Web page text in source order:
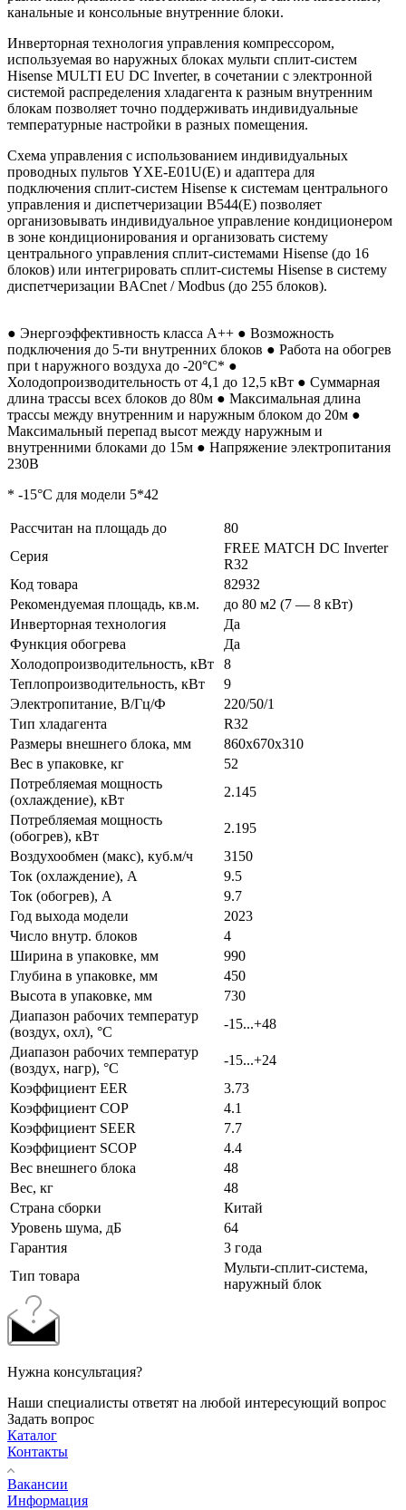
канальные и консольные внутренние блоки.
Инверторная технология управления компрессором,
используемая во наружных блоках мульти сплит-систем
Hisense MULTI EU DC Inverter, в сочетании с электронной
системой распределения хладагента к разным внутренним
блокам позволяет точно поддерживать индивидуальные
температурные настройки в разных помещения.
Схема управления с использованием индивидуальных
проводных пультов YXE-E01U(E) и адаптера для
подключения сплит-систем Hisense к системам центрального
управления и диспетчеризации B544(E) позволяет
организовывать индивидуальное управление кондиционером
в зоне кондиционирования и организовать систему
центрального управления сплит-системами Hisense (до 16
блоков) или интегрировать сплит-системы Hisense в систему
диспетчеризации BACnet / Modbus (до 255 блоков).
● Энергоэффективность класса А++ ● Возможность
подключения до 5-ти внутренних блоков ● Работа на обогрев
при t наружного воздуха до -20°C* ●
Холодопроизводительность от 4,1 до 12,5 кВт ● Суммарная
длина трассы всех блоков до 80м ● Максимальная длина
трассы между внутренним и наружным блоком до 20м ●
Максимальный перепад высот между наружным и
внутренними блоками до 15м ● Напряжение электропитания
230В
* -15°C для модели 5*42
Рассчитан на площадь до
80
Серия
FREE MATCH DC Inverter
R32
Код товара
82932
Рекомендуемая площадь, кв.м.
до 80 м2 (7 — 8 кВт)
Инверторная технология
Да
Функция обогрева
Да
Холодопроизводительность, кВт
8
Теплопроизводительность, кВт
9
Электропитание, В/Гц/Ф
220/50/1
Тип хладагента
R32
Размеры внешнего блока, мм
860x670x310
Вес в упаковке, кг
52
Потребляемая мощность
(охлаждение), кВт
2.145
Потребляемая мощность
(обогрев), кВт
2.195
Воздухообмен (макс), куб.м/ч
3150
Ток (охлаждение), А
9.5
Ток (обогрев), А
9.7
Год выхода модели
2023
Число внутр. блоков
4
Ширина в упаковке, мм
990
Глубина в упаковке, мм
450
Высота в упаковке, мм
730
Диапазон рабочих температур
(воздух, охл), °C
-15...+48
Диапазон рабочих температур
(воздух, нагр), °C
-15...+24
Коэффициент EER
3.73
Коэффициент COP
4.1
Коэффициент SEER
7.7
Коэффициент SCOP
4.4
Вес внешнего блока
48
Вес, кг
48
Страна сборки
Китай
Уровень шума, дБ
64
Гарантия
3 года
Тип товара
Мульти-сплит-система,
наружный блок
Нужна консультация?
Наши специалисты ответят на любой интересующий вопрос
Задать вопрос
Каталог
Контакты
Вакансии
Информация